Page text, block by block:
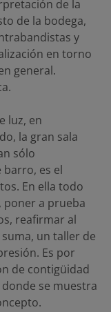
de la
de la bodega,
y
en torno
general.
luz, en
la gran sala
sólo
es el
En ella todo
poner a prueba
reafirmar al
un taller de
Es por
de contigüidad
se muestra